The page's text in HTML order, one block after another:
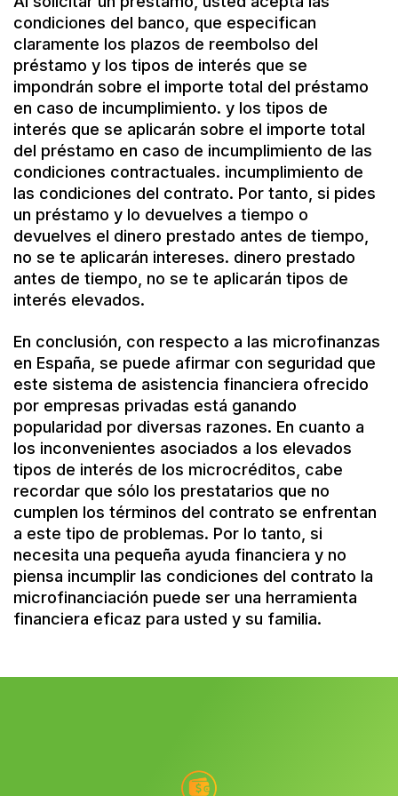
condiciones del banco, que especifican
claramente los plazos de reembolso del
préstamo y los tipos de interés que se
impondrán sobre el importe total del préstamo
en caso de incumplimiento. y los tipos de
interés que se aplicarán sobre el importe total
del préstamo en caso de incumplimiento de las
condiciones contractuales. incumplimiento de
las condiciones del contrato. Por tanto, si pides
un préstamo y lo devuelves a tiempo o
devuelves el dinero prestado antes de tiempo,
no se te aplicarán intereses. dinero prestado
antes de tiempo, no se te aplicarán tipos de
interés elevados.
En conclusión, con respecto a las microfinanzas
en España, se puede afirmar con seguridad que
este sistema de asistencia financiera ofrecido
por empresas privadas está ganando
popularidad por diversas razones. En cuanto a
los inconvenientes asociados a los elevados
tipos de interés de los microcréditos, cabe
recordar que sólo los prestatarios que no
cumplen los términos del contrato se enfrentan
a este tipo de problemas. Por lo tanto, si
necesita una pequeña ayuda financiera y no
piensa incumplir las condiciones del contrato la
microfinanciación puede ser una herramienta
financiera eficaz para usted y su familia.